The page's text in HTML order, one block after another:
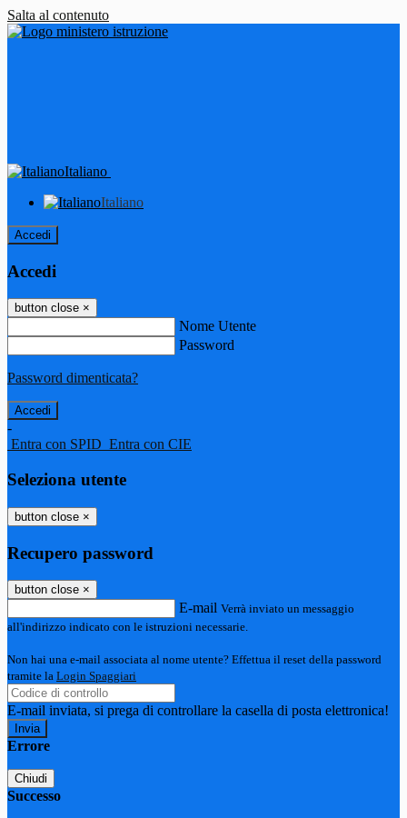
Salta al contenuto
Italiano
Italiano
Accedi
Accedi
button close ×
Nome Utente
Password
Password dimenticata?
-
Entra con SPID Entra con CIE
Seleziona utente
button close ×
Recupero password
button close ×
E-mail Verrà inviato un messaggio
all'indirizzo indicato con le istruzioni necessarie.
Non hai una e-mail associata al nome utente? Effettua il reset della password
tramite la Login Spaggiari
E-mail inviata, si prega di controllare la casella di posta elettronica!
Errore
Chiudi
Successo